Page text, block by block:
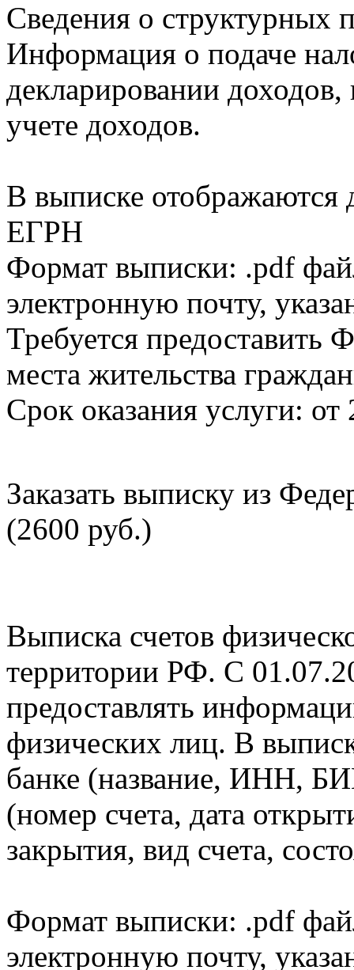
Сведения о структурных
Информация о подаче
декларировании доходов,
учете доходов.
В выписке
ЕГРН
Формат выписки: .pdf
электронную почту,
Требуется
места жительства
Срок оказания услуги: от
Заказать выписку из
(2600 руб.)
Выписка счетов
территории РФ. С
предоставлять
физических лиц. В
банке (название, ИНН,
(номер счета, дата
закрытия, вид счета,
Формат выписки: .pdf
электронную почту,